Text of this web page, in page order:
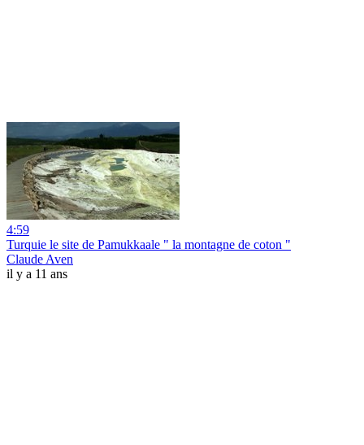
4:59
Turquie le site de Pamukkaale " la montagne de coton "
Claude Aven
il y a 11 ans